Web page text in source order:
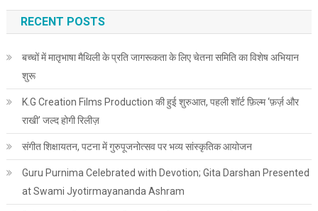
RECENT POSTS
बच्चों में मातृभाषा मैथिली के प्रति जागरूकता के लिए चेतना समिति का विशेष अभियान
शुरू
K.G Creation Films Production की हुई शुरुआत, पहली शॉर्ट फ़िल्म ‘फ़र्ज़ और
राखी’ जल्द होगी रिलीज़
संगीत शिक्षायतन, पटना में गुरुपूजनोत्सव पर भव्य सांस्कृतिक आयोजन
Guru Purnima Celebrated with Devotion; Gita Darshan Presented
at Swami Jyotirmayananda Ashram